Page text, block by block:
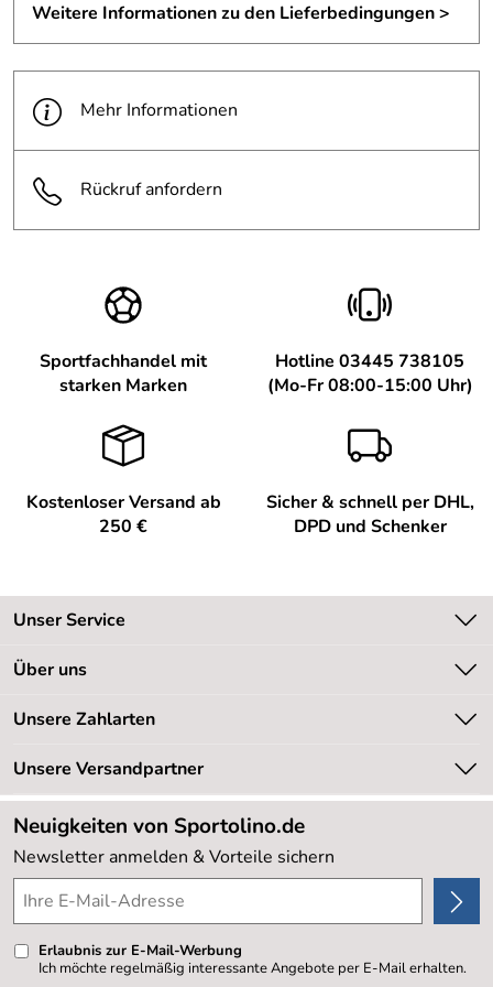
Weitere Informationen zu den Lieferbedingungen >
Mehr Informationen
Rückruf anfordern
Sportfachhandel mit
starken Marken
Hotline 03445 738105
(Mo-Fr 08:00-15:00 Uhr)
Kostenloser Versand ab
250 €
Sicher & schnell per DHL,
DPD und Schenker
Unser Service
Kontakt
Newsletter
Retourenabwicklung
Lieferbedingungen
Kundenlogin
Über uns
Unsere Bestseller
Neu
Sale %
Kundenbewertungen (20.177)
4,8/5*****
Unsere Zahlarten
Unsere Versandpartner
Neuigkeiten von Sportolino.de
Newsletter anmelden & Vorteile sichern
Erlaubnis zur E-Mail-Werbung
Ich möchte regelmäßig interessante Angebote per E-Mail erhalten.